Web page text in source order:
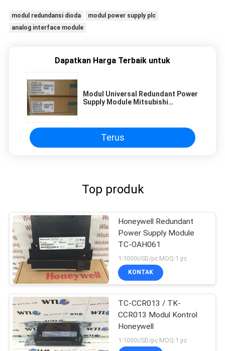
modul redundansi dioda
modul power supply plc
analog interface module
Dapatkan Harga Terbaik untuk
Modul Universal Redundant Power
Supply Module Mitsubishi
Terus
Top produk
Honeywell Redundant
Power Supply Module
TC-OAH061
1-1000USD/pc MOQ:1 pc
KONTAK
TC-CCR013 / TK-
CCR013 Modul Kontrol
Honeywell
1-1000USD/pc MOQ:1 pc